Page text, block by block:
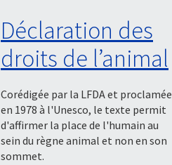
Déclaration des
droits de l’animal
Corédigée par la LFDA et proclamée
en 1978 à l'Unesco, le texte permit
d'affirmer la place de l'humain au
sein du règne animal et non en son
sommet.